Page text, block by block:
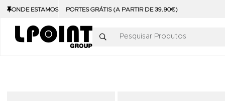
ONDE ESTAMOS PORTES GRÁTIS (A PARTIR DE 39.90€)
Pesquisar Produtos